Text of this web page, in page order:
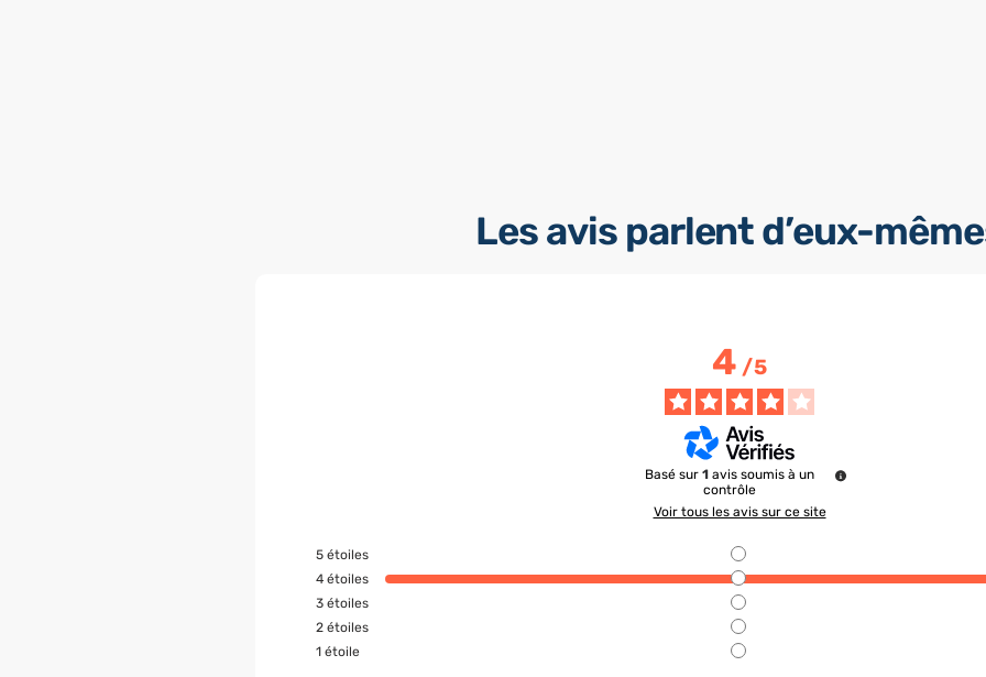
Les avis parlent d’eux-
4/5
Basé sur 1 avis soumis à un
contrôle
Voir tous les avis sur ce site
5 étoiles
4 étoiles
3 étoiles
2 étoiles
1 étoile